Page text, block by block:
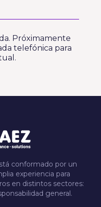
Próximamente
telefónica para
conformado por un
experiencia para
en distintos sectores:
general.